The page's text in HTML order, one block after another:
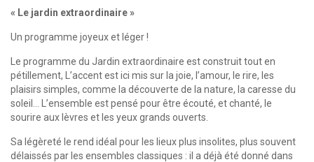
« Le jardin extraordinaire »
Un programme joyeux et léger !
Le programme du Jardin extraordinaire est construit tout en
pétillement, L’accent est ici mis sur la joie, l’amour, le rire, les
plaisirs simples, comme la découverte de la nature, la caresse du
soleil… L’ensemble est pensé pour être écouté, et chanté, le
sourire aux lèvres et les yeux grands ouverts.
Sa légèreté le rend idéal pour les lieux plus insolites, plus souvent
délaissés par les ensembles classiques : il a déjà été donné dans